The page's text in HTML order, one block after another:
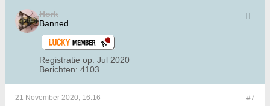
Hork
Banned
Registratie op: Jul 2020
Berichten: 4103
#7
21 November 2020, 16:16